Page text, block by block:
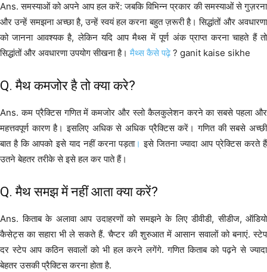
Ans. समस्याओं को अपने आप हल करें: जबकि विभिन्न प्रकार की समस्याओं से गुज़रना
और उन्हें समझना अच्छा है, उन्हें स्वयं हल करना बहुत ज़रूरी है। सिद्धांतों और अवधारणा
को जानना आवश्यक है, लेकिन यदि आप मैथ्स में पूर्ण अंक प्राप्त करना चाहते हैं तो
सिद्धांतों और अवधारणा उपयोग सीखना है।मैथ्स कैसे पढ़े? ganit kaise sikhe
Q. मैथ कमजोर है तो क्या करे?
Ans. कम प्रैक्टिस गणित में कमजोर और स्लो कैलकुलेशन करने का सबसे पहला और
महत्तवपूर्ण कारण है। इसलिए अधिक से अधिक प्रैक्टिस करें। गणित की सबसे अच्छी
बात है कि आपको इसे याद नहीं करना पड़ता। इसे जितना ज्यादा आप प्रेक्टिस करते हैं
उतने बेहतर तरीके से इसे हल कर पाते हैं।
Q. मैथ समझ में नहीं आता क्या करें?
Ans. किताब के अलावा आप उदाहरणों को समझने के लिए डीवीडी, सीडीज, ऑडियो
कैसेट्स का सहारा भी ले सकते हैं. चैप्टर की शुरुआत में आसान सवालों को बनाएं. स्टेप
दर स्टेप आप कठिन सवालों को भी हल करने लगेंगे. गणित किताब को पढ़ने से ज्यादा
बेहतर उसकी प्रैक्टिस करना होता है.